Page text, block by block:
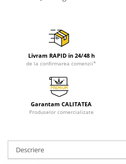
Livram RAPID in 24/48 h
de la confirmarea comenzii*
Garantam CALITATEA
Produselor comercializate
Descriere